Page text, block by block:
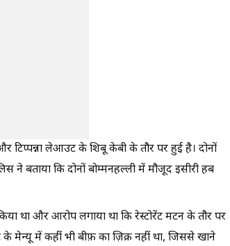
टिप्पन्ना लेआउट के शिबू केबी के तौर पर हुई है। दोनों
बताया कि दोनों बोम्मनहल्ली में मौजूद इसीरी हब
था और आरोप लगाया था कि रेस्टोरेंट मटन के तौर पर
के मेन्यू में कहीं भी बीफ़ का ज़िक्र नहीं था, जिससे खाने